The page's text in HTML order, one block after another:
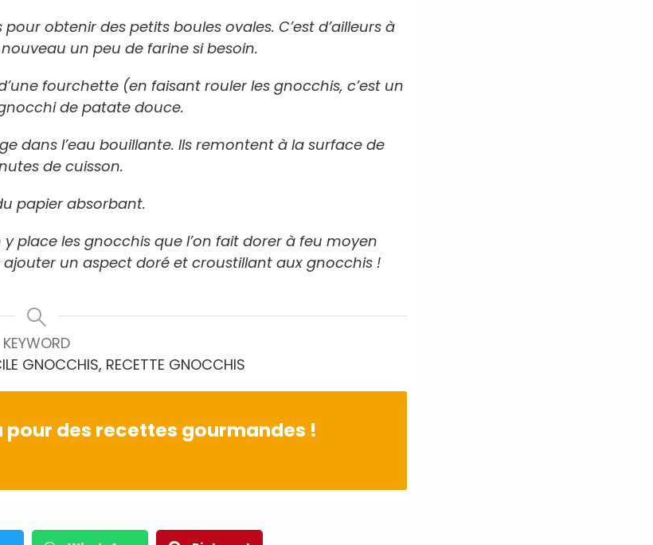
obtenir des petits boules ovales. C’est d’ailleurs à
un peu de farine si besoin.
fourchette (en faisant rouler les gnocchis, c’est un
de patate douce.
dans l’eau bouillante. Ils remontent à la surface de
de cuisson.
papier absorbant.
place les gnocchis que l’on fait dorer à feu moyen
un aspect doré et croustillant aux gnocchis !
KEYWORD
GNOCCHIS, RECETTE GNOCCHIS
pour des recettes gourmandes !